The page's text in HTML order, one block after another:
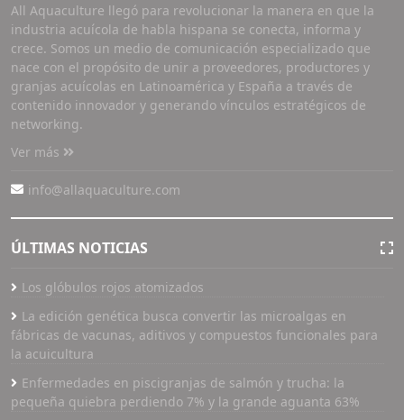
All Aquaculture llegó para revolucionar la manera en que la
industria acuícola de habla hispana se conecta, informa y
crece. Somos un medio de comunicación especializado que
nace con el propósito de unir a proveedores, productores y
granjas acuícolas en Latinoamérica y España a través de
contenido innovador y generando vínculos estratégicos de
networking.
Ver más
info@allaquaculture.com
ÚLTIMAS NOTICIAS
Los glóbulos rojos atomizados
La edición genética busca convertir las microalgas en
fábricas de vacunas, aditivos y compuestos funcionales para
la acuicultura
Enfermedades en piscigranjas de salmón y trucha: la
pequeña quiebra perdiendo 7% y la grande aguanta 63%